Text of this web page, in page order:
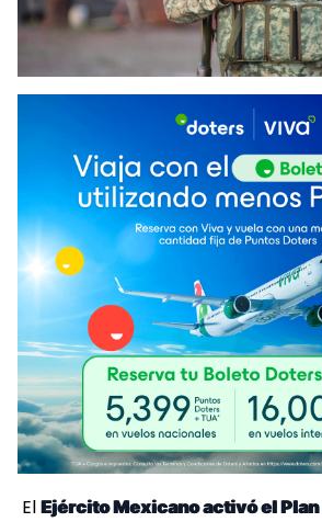
El Ejército Mexicano activó el